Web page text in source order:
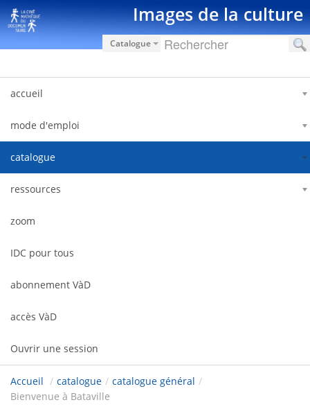
Saut au contenu Images de la culture
Catalogue
accueil
mode d'emploi
catalogue
ressources
zoom
IDC pour tous
abonnement VàD
accès VàD
Ouvrir une session
Accueil / catalogue / catalogue général /
Bienvenue à Bataville